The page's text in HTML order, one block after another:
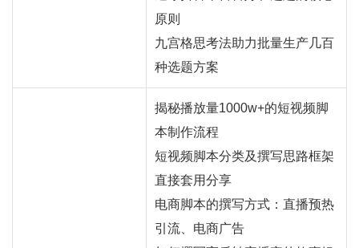
原则
九宫格思考法助力批量生产几百
种选题方案
揭秘播放量1000w+的短视频脚
本制作流程
短视频脚本分类及撰写思路框架
直接套用分享
电商脚本的撰写方式： 直播预热
引流、电商广告